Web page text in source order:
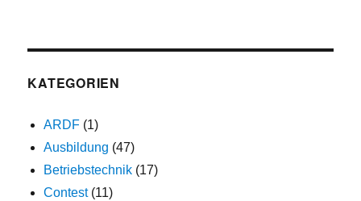
KATEGORIEN
ARDF (1)
Ausbildung (47)
Betriebstechnik (17)
Contest(11)